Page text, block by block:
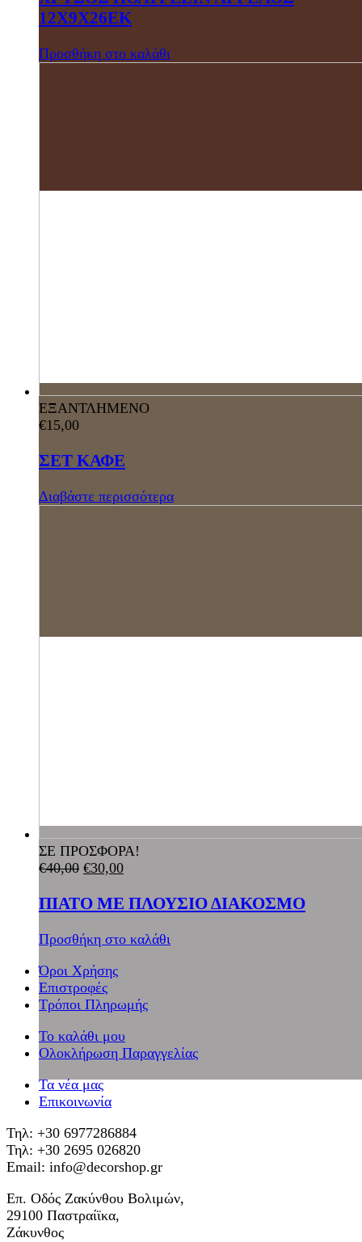
12Χ9Χ26ΕΚ
Προσθήκη στο καλάθι
ΕΞΑΝΤΛΗΜΕΝΟ
€15,00
ΣΕΤ ΚΑΦΕ
Διαβάστε περισσότερα
ΣΕ ΠΡΟΣΦΟΡΑ!
€40,00 €30,00
ΠΙΑΤΟ ΜΕ ΠΛΟΥΣΙΟ ΔΙΑΚΟΣΜΟ
Προσθήκη στο καλάθι
Όροι Χρήσης
Επιστροφές
Τρόποι Πληρωμής
Το καλάθι μου
Ολοκλήρωση Παραγγελίας
Τα νέα μας
Επικοινωνία
Τηλ: +30 6977286884
Τηλ: +30 2695 026820
Email: info@decorshop.gr
Επ. Οδός Ζακύνθου Βολιμών,
29100 Παστραίϊκα,
Ζάκυνθος